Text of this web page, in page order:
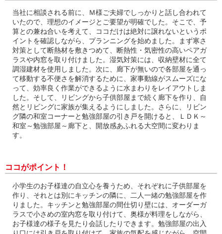
当社に相談される前に、Ｍ様ご夫婦でしっかりと話し合われて
いたので、理想のイメージとご要望が明確でした。そこで、予
算との兼ね合いを考えて、ココだけは絶対に譲れないというポ
イントを確認しながら、プランニングを始めました。まず寒さ
対策として断熱材を敷きつめて、断熱性・気密性の高いペアガ
ラスや内窓を取り付けました。湿気対策には、収納壁材に全て
調湿建材を使用しました。次に、廊下が無いので各部屋を通っ
て移動する不便さを解消するために、家事動線がスムーズにな
って、効率良く作業ができるように水まわりをレイアウトしま
した。そして、リビングから子供部屋まで続く廊下を作り、自
然とリビングに家族が集えるようにしました。さらに、リビン
グ隣の和室コーナーと勉強部屋の引き戸を開けると、ＬＤＫ～
和室～勉強部屋～廊下と、開放感あふれる大空間に変わりま
す。
ココがポイント！
小学生のお子様達の自立心を養うため、それぞれに子供部屋を
作り、それとは別にキッチンの隣に、二人一緒の勉強部屋を作
りました。キッチンと勉強部屋の間仕切り壁には、オーダーガ
ラスで小さめの室内窓を取り付けて、奥様が料理をしながら、
お子様達の様子を見たり会話したりできます。勉強部屋の出入